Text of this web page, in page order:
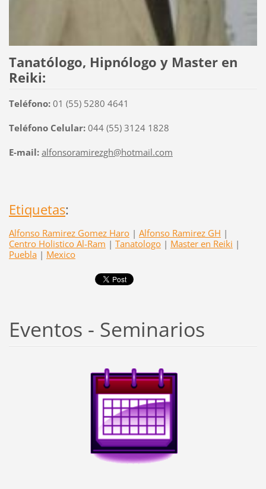
Tanatólogo, Hipnólogo y Master en
Reiki:
Teléfono:01 (55) 5280 4641
Teléfono Celular:044 (55) 3124 1828
E-mail: alfonsoramirezgh@hotmail.com
Etiquetas:
Alfonso Ramirez Gomez Haro | Alfonso Ramirez GH |
Centro Holistico Al-Ram | Tanatologo | Master en Reiki |
Puebla | Mexico
Eventos - Seminarios